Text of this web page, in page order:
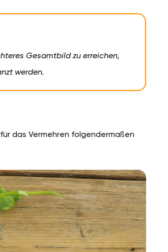
Gesamtbild zu erreichen,
werden.
das Vermehren folgendermaßen